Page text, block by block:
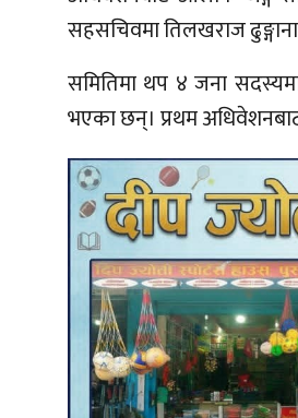
सहसचिवमा तिलखराज
समितिमा थप ४ जना
भएका छन्। प्रथम